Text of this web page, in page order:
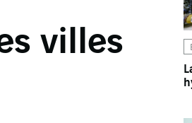
villes